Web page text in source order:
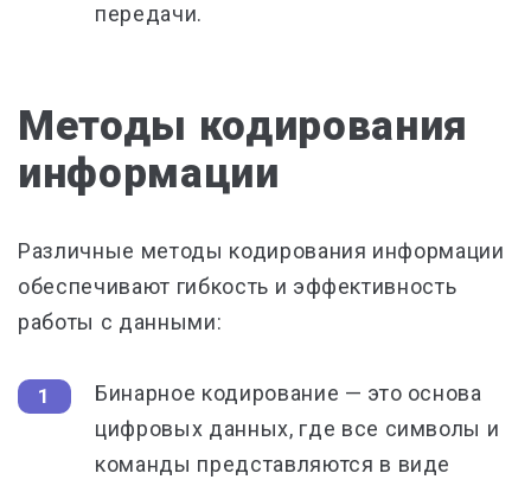
передачи.
Методы кодирования
информации
Различные методы кодирования информации
обеспечивают гибкость и эффективность
работы с данными:
Бинарное кодирование — это основа
цифровых данных, где все символы и
команды представляются в виде